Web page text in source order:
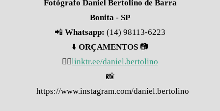
Fotógrafo Daniel Bertolino de Barra
Bonita - SP
📲 Whatsapp: (14) 98113-6223
⬇️ ORÇAMENTOS 📷
👇🏽linktr.ee/daniel.bertolino
📸
https://www.instagram.com/daniel.bertolino